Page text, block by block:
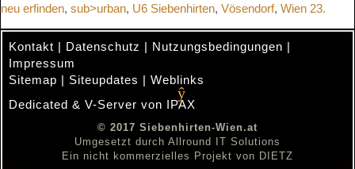
neu erfinden, sub>urban, U6 Siebenhirten, Vösendorf, Wien 23.
Kontakt | Datenschutz | Nutzungsbedingungen |
Impressum
Sitemap | Siteupdates | Weblinks
Dedicated & V-Server von IPAX
© 2017 Siebenhirten-Wien.at
Umgesetzt durch Allround IT Solutions
Ein nicht kommerzielles Projekt von DIETZ